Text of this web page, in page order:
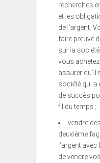
recherches
et les
de l’argent.
faire preuve
sur la
vous
assurer qu’il
société qui a
de succès
fil du temps ;
vendre
deuxième
l’argent
de vendre